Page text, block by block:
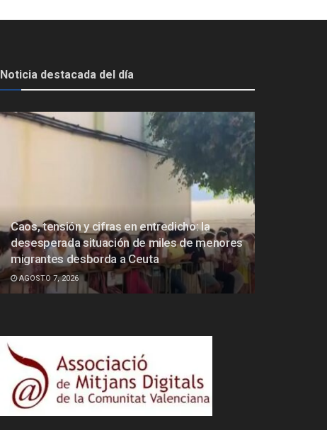
Noticia destacada del día
Caos, tensión y cifras en entredicho: la
desesperada situación de miles de menores
migrantes desborda a Ceuta
AGOSTO 7, 2026